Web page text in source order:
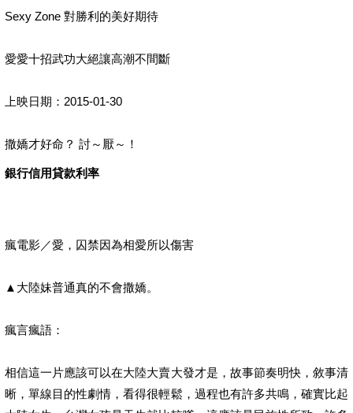
Sexy Zone 對勝利的美好期待
愛愛十招武功大絕讓高潮不間斷
上映日期：2015-01-30
撒嬌才好命？ 討～厭～！
銀行信用貸款利率
瘋電影／愛，囚禁因為相愛所以傷害
▲大陸妹普通真的不會撒嬌。
瘋言瘋語：
相信這一片應該可以在大陸大賣大發才是，故事節奏明快，敘事清
晰，單線目的性劇情，看得很輕鬆，過程也有許多共鳴，確實比起